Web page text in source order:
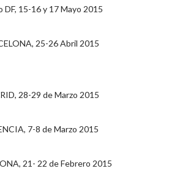
DF, 15-16 y 17 Mayo 2015
25-26 Abril 2015
28-29 de Marzo 2015
7-8 de Marzo 2015
21- 22 de Febrero 2015